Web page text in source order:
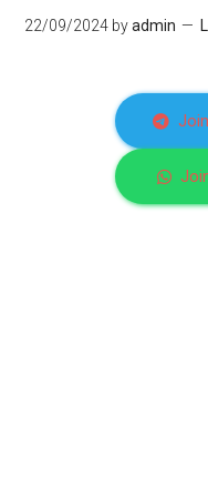
22/09/2024 byadmin